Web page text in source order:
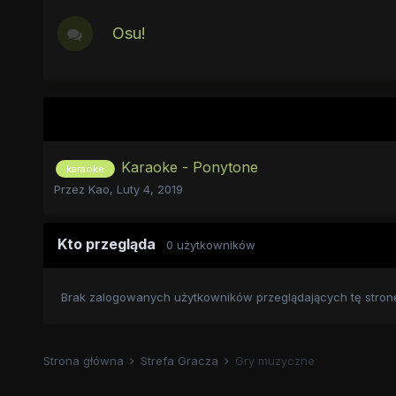
Osu!
karaoke Karaoke - Ponytone
Przez Kao, Luty 4, 2019
Kto przegląda 0 użytkowników
Brak zalogowanych użytkowników przeglądających tę
Strona główna Strefa Gracza Gry muzyczne